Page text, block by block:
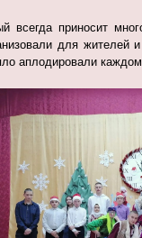
всегда приносит
для
аплодировали